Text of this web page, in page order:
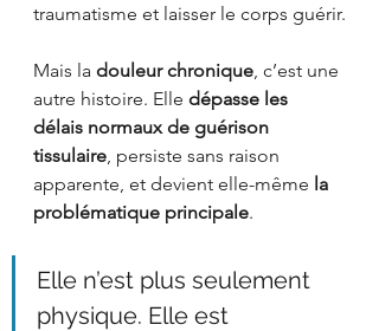
traumatisme et laisser le corps guérir.
Mais la douleur chronique , c’est une
autre histoire. Elle dépasse les
délais normaux de guérison
tissulaire , persiste sans raison
apparente, et devient elle-même la
problématique principale.
Elle n’est plus seulement
physique. Elle est